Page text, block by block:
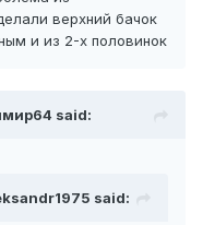
верхний бачок
и из 2-х половинок
said:
said: